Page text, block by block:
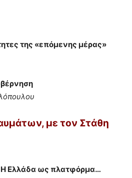
της «επόμενης μέρας»
, με τον Στάθη
Ελλάδα ως πλατφόρμα…